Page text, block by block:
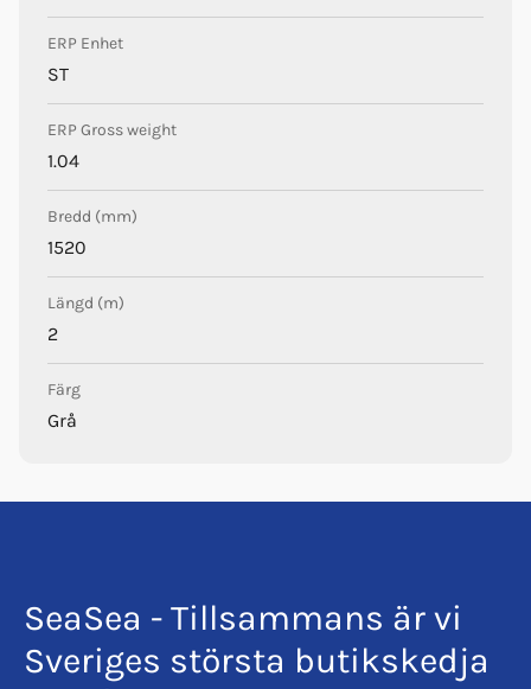
ERP Enhet
ST
ERP Gross weight
1.04
Bredd (mm)
1520
Längd (m)
2
Färg
Grå
SeaSea - Tillsammans är vi
Sveriges största butikskedja